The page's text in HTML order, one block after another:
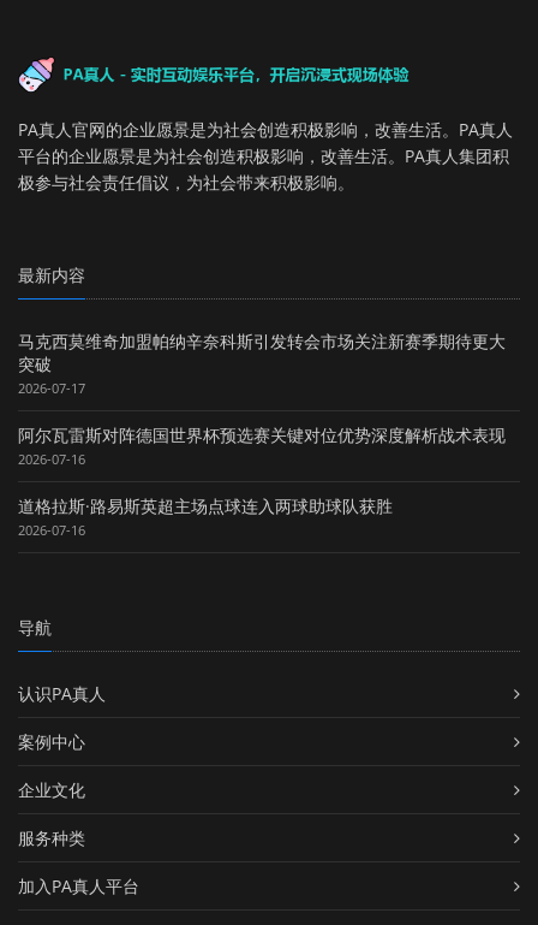
PA真人官网的企业愿景是为社会创造积极影响，改善生活。PA真人
平台的企业愿景是为社会创造积极影响，改善生活。PA真人集团积
极参与社会责任倡议，为社会带来积极影响。
最新内容
马克西莫维奇加盟帕纳辛奈科斯引发转会市场关注新赛季期待更大
突破
2026-07-17
阿尔瓦雷斯对阵德国世界杯预选赛关键对位优势深度解析战术表现
2026-07-16
道格拉斯·路易斯英超主场点球连入两球助球队获胜
2026-07-16
导航
认识PA真人
案例中心
企业文化
服务种类
加入PA真人平台